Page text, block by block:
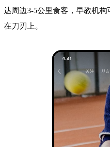
达周边3-5公里食客，早教机
在刀刃上。